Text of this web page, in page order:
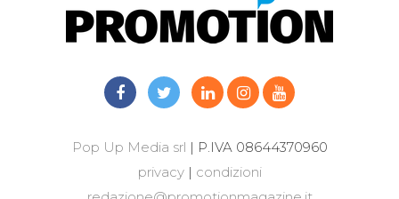
Pop Up Media srl | P.IVA 08644370960
privacy| condizioni